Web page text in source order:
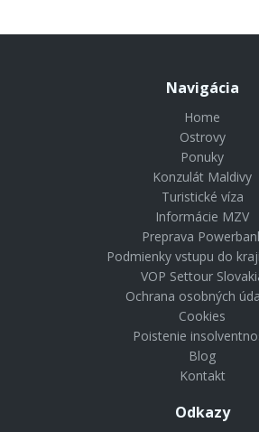
Navigácia
Home
Ostrovy
Ponuky
Konzulát Maldivy
Turistické víza
Informácie MZV
Preprava
Podmienky vstupu do
VOP Settour
Ochrana osobných
Cookies
Poistenie
Blog
Kontakt
Odkazy